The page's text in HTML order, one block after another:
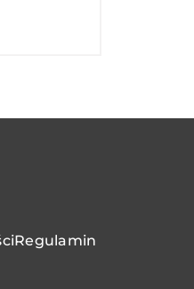
Regulamin